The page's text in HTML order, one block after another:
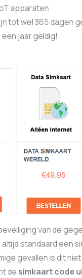
apparaten
tot wel 365 dagen
jaar geldig!
van de
standaard een
gevallen is dit
de simkaart code